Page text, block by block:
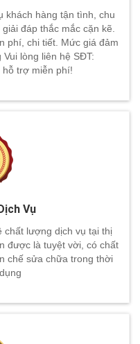
khách hàng tận tình, chu
đáp thắc mắc cặn kẽ.
phí, chi tiết. Mức giá đảm
lòng liên hệ SĐT:
trợ miễn phí!
Vụ
chất lượng dịch vụ tại thị
được là tuyệt vời, có chất
chế sửa chữa trong thời